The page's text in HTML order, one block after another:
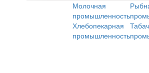
Молочная
промышленность
Хлебопекарная
промышленность